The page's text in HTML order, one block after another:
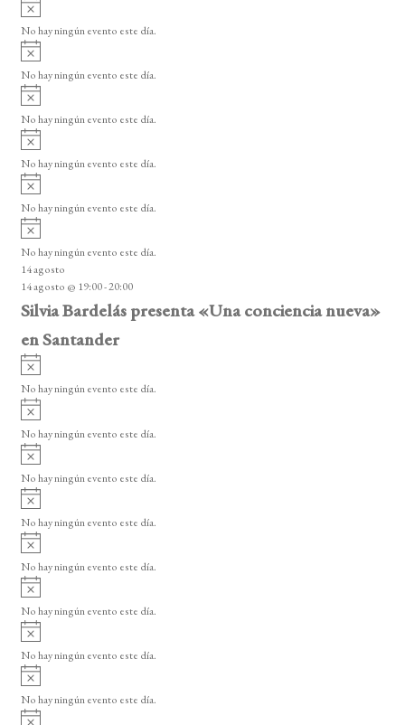
o
v
i
o
No hay ningún evento este día.
A
v
i
o
No hay ningún evento este día.
A
v
i
o
No hay ningún evento este día.
A
v
i
o
No hay ningún evento este día.
A
v
i
o
No hay ningún evento este día.
A
v
i
s
o
No hay ningún evento este día.
14 agosto
14 agosto @ 19:00-20:00
Silvia Bardelás presenta «Una conciencia nueva»
en Santander
A
v
i
o
No hay ningún evento este día.
A
v
i
o
No hay ningún evento este día.
A
v
i
o
No hay ningún evento este día.
A
v
i
o
No hay ningún evento este día.
A
v
i
o
No hay ningún evento este día.
A
v
i
o
No hay ningún evento este día.
A
v
i
o
No hay ningún evento este día.
A
v
i
No hay ningún evento este día.
A